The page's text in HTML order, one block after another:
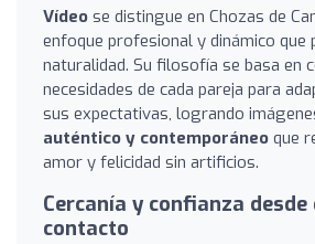
Vídeo se distingue en Chozas de
enfoque profesional y dinámico que
naturalidad. Su filosofía se basa en
necesidades de cada pareja para
sus expectativas, logrando
auténtico y contemporáneo que
amor y felicidad sin artificios.
Cercanía y confianza
contacto